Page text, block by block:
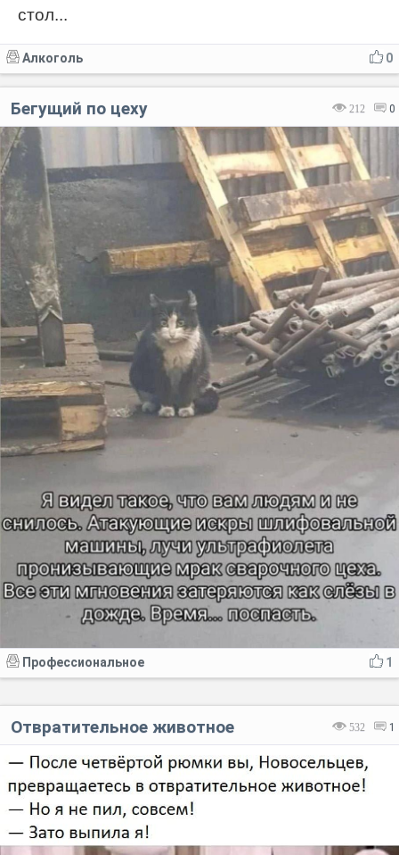
стол...
0
Алкоголь
212 0
Бегущий по цеху
1
Профессиональное
532 1
Отвратительное животное